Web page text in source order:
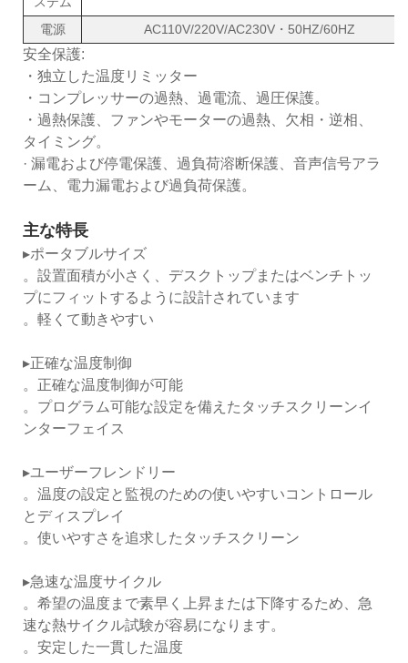
電源
AC110V/220V/AC230V・50HZ/60HZ
安全保護:
・独立した温度リミッター
・コンプレッサーの過熱、過電流、過圧保護。
・過熱保護、ファンやモーターの過熱、欠相・逆相、
タイミング。
· 漏電および停電保護、過負荷溶断保護、音声信号アラ
ーム、電力漏電および過負荷保護。
主な特長
▸ポータブルサイズ
。設置面積が小さく、デスクトップまたはベンチトッ
プにフィットするように設計されています
。軽くて動きやすい
▸正確な温度制御
。正確な温度制御が可能
。プログラム可能な設定を備えたタッチスクリーンイ
ンターフェイス
▸ユーザーフレンドリー
。温度の設定と監視のための使いやすいコントロール
とディスプレイ
。使いやすさを追求したタッチスクリーン
▸急速な温度サイクル
。希望の温度まで素早く上昇または下降するため、急
速な熱サイクル試験が容易になります。
。安定した一貫した温度